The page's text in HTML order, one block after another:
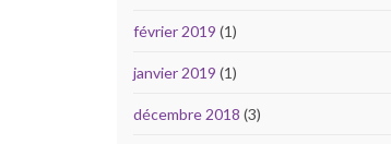
février 2019 (1)
janvier 2019 (1)
décembre 2018 (3)